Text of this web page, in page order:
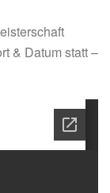
& Datum statt –